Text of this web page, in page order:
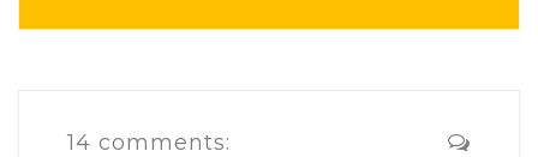
14 comments: